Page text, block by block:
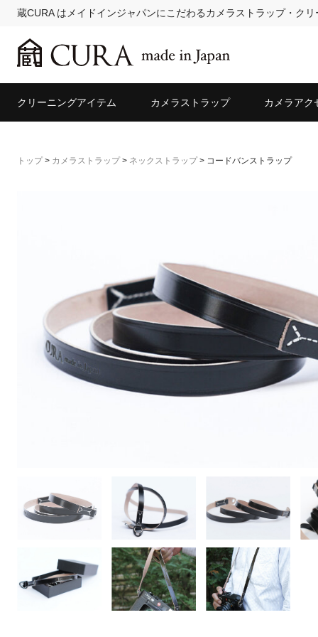
蔵CURA はメイドインジャパンにこだわるカメラストラップ・ク
クリーニングアイテム カメラストラップ カメラアク
トップ> カメラストラップ> ネックストラップ> コードバンストラップ